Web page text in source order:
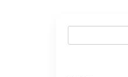
for: